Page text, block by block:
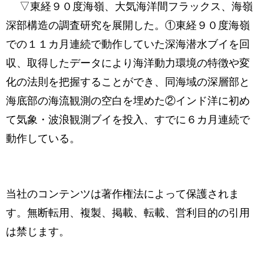
▽東経９０度海嶺、大気海洋間フラックス、海嶺
深部構造の調査研究を展開した。①東経９０度海嶺
での１１カ月連続で動作していた深海潜水ブイを回
収、取得したデータにより海洋動力環境の特徴や変
化の法則を把握することができ、同海域の深層部と
海底部の海流観測の空白を埋めた②インド洋に初め
て気象・波浪観測ブイを投入、すでに６カ月連続で
動作している。
当社のコンテンツは著作権法によって保護されま
す。無断転用、複製、掲載、転載、営利目的の引用
は禁じます。